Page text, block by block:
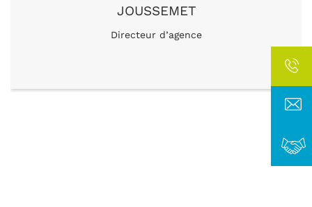
JOUSSEMET
Directeur d’agence